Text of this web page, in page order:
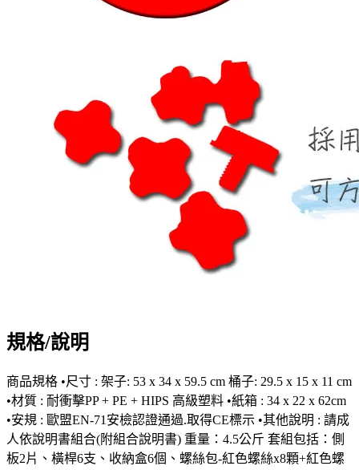
規格/說明
商品規格 •尺寸 : 架子: 53 x 34 x 59.5 cm 桶子: 29.5 x 15 x 11 cm
•材質 : 耐衝擊PP + PE + HIPS 高級塑料 •紙箱 : 34 x 22 x 62cm
•安規 : 歐盟EN-71安檢認證通過.取得CE標示 •其他說明 : 請成
人依說明書組合(附組合說明書) 重量：4.5公斤 套組包括：側
板2片、橫桿6支、收納盒6個、螺絲包-紅色螺絲x8顆+紅色螺